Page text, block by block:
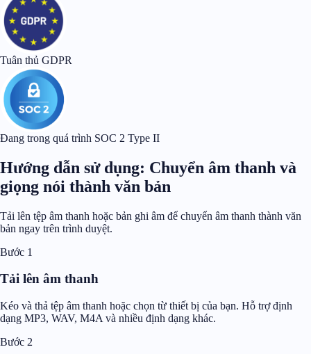
Tuân thủ GDPR
Đang trong quá trình SOC 2 Type II
Hướng dẫn sử dụng: Chuyển âm thanh và
giọng nói thành văn bản
Tải lên tệp âm thanh hoặc bản ghi âm để chuyển âm thanh thành văn
bản ngay trên trình duyệt.
Bước 1
Tải lên âm thanh
Kéo và thả tệp âm thanh hoặc chọn từ thiết bị của bạn. Hỗ trợ định
dạng MP3, WAV, M4A và nhiều định dạng khác.
Bước 2